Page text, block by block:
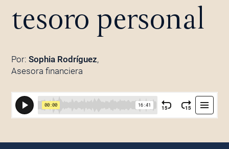
tesoro personal
Por: Sophia Rodríguez,
Asesora financiera